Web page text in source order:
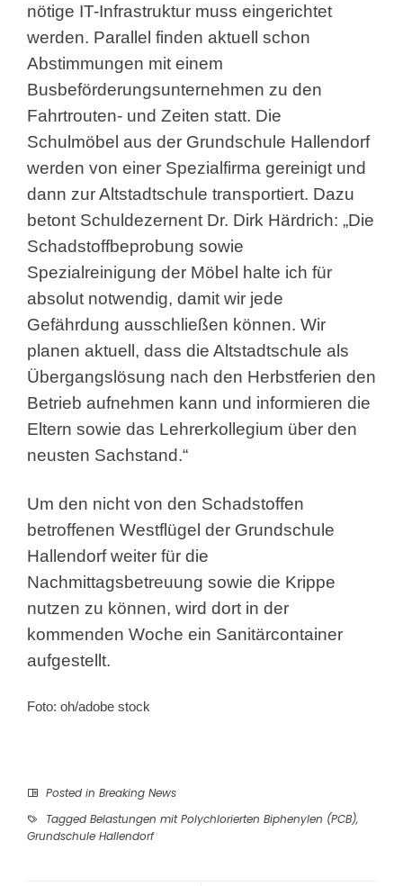
nötige IT-Infrastruktur muss eingerichtet
werden. Parallel finden aktuell schon
Abstimmungen mit einem
Busbeförderungsunternehmen zu den
Fahrtrouten- und Zeiten statt. Die
Schulmöbel aus der Grundschule Hallendorf
werden von einer Spezialfirma gereinigt und
dann zur Altstadtschule transportiert. Dazu
betont Schuldezernent Dr. Dirk Härdrich: „Die
Schadstoffbeprobung sowie
Spezialreinigung der Möbel halte ich für
absolut notwendig, damit wir jede
Gefährdung ausschließen können. Wir
planen aktuell, dass die Altstadtschule als
Übergangslösung nach den Herbstferien den
Betrieb aufnehmen kann und informieren die
Eltern sowie das Lehrerkollegium über den
neusten Sachstand.“
Um den nicht von den Schadstoffen
betroffenen Westflügel der Grundschule
Hallendorf weiter für die
Nachmittagsbetreuung sowie die Krippe
nutzen zu können, wird dort in der
kommenden Woche ein Sanitärcontainer
aufgestellt.
Foto: oh/adobe stock
Posted in Breaking News
Tagged Belastungen mit Polychlorierten Biphenylen (PCB),
Grundschule Hallendorf